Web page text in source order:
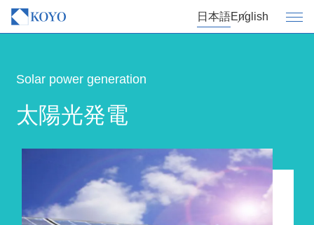
日本語English
太陽光発電
Solar power generation